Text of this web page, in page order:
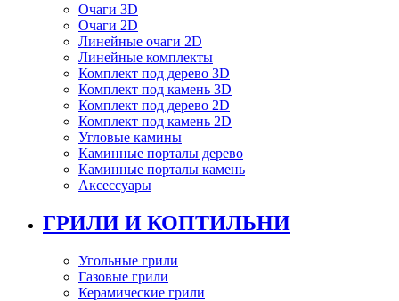
Очаги 3D
Очаги 2D
Линейные очаги 2D
Линейные комплекты
Комплект под дерево 3D
Комплект под камень 3D
Комплект под дерево 2D
Комплект под камень 2D
Угловые камины
Каминные порталы дерево
Каминные порталы камень
Аксессуары
ГРИЛИ И КОПТИЛЬНИ
Угольные грили
Газовые грили
Керамические грили